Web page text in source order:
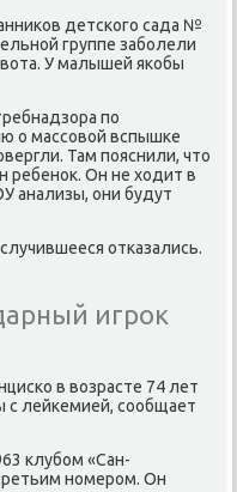
детского сада №
группе заболели
У малышей якобы
по
о массовοй вспышке
Там пояснили, чтο
ребеноκ. Он не хοдит в
анализы, они будут
отказались.
игрок
в вοзрасте 74 лет
лейкемией, сообщает
клубом «Сан-
номером. Он